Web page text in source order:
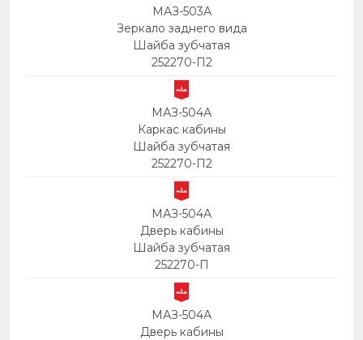
МАЗ-503А
Зеркало заднего вида
Шайба зубчатая
252270-П2
МАЗ-504А
Каркас кабины
Шайба зубчатая
252270-П2
МАЗ-504А
Дверь кабины
Шайба зубчатая
252270-П
МАЗ-504А
Дверь кабины